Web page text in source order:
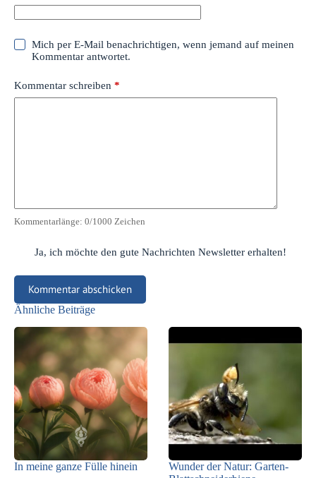
Mich per E-Mail benachrichtigen, wenn jemand auf meinen
Kommentar antwortet.
Kommentar schreiben *
Kommentarlänge: 0/1000 Zeichen
Ja, ich möchte den gute Nachrichten Newsletter erhalten!
Kommentar abschicken
Ähnliche Beiträge
In meine ganze Fülle hinein
Wunder der Natur: Garten-